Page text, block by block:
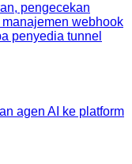
pengecekan
webhook
penyedia tunnel
agen AI ke platform